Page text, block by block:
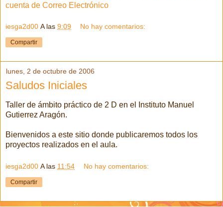
cuenta de Correo Electrónico
iesga2d00 A las 9:09 No hay comentarios:
Compartir
lunes, 2 de octubre de 2006
Saludos Iniciales
Taller de ámbito práctico de 2 D en el Instituto Manuel
Gutierrez Aragón.
Bienvenidos a este sitio donde publicaremos todos los
proyectos realizados en el aula.
iesga2d00 A las 11:54 No hay comentarios:
Compartir